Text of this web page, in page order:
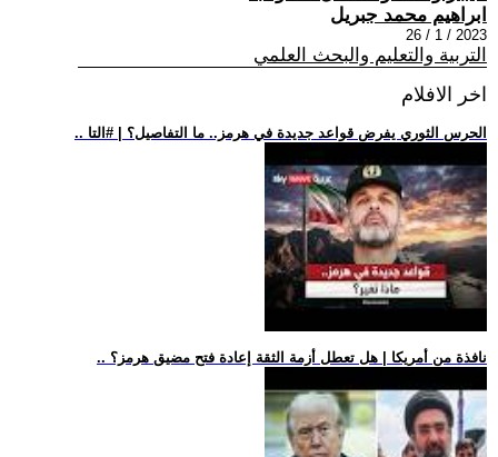
ابراهيم محمد جبريل
2023 / 1 / 26
التربية والتعليم والبحث العلمي
اخر الافلام
.. الحرس الثوري يفرض قواعد جديدة في هرمز.. ما التفاصيل؟ | #التا
.. نافذة من أمريكا | هل تعطل أزمة الثقة إعادة فتح مضيق هرمز؟